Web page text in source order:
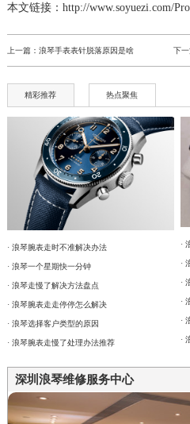
本文链接：http://www.soyuezi.com/
上一篇： 浪琴手表表针脱落原因是啥 下
精彩推荐 热点聚焦
· 浪琴腕表走时不准解决办法
· 浪琴一个星期快一分钟
· 浪琴走慢了解决方法盘点
· 浪琴腕表走走停停怎么解决
· 浪琴选择客户类型的原因
· 浪琴腕表走慢了处理办法推荐
·
·
·
·
·
·
深圳浪琴维修服务中心